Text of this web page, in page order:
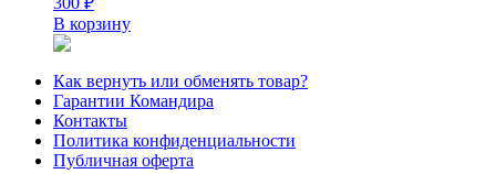
В корзину
Как вернуть или обменять товар?
Гарантии Командира
Контакты
Политика конфиденциальности
Публичная оферта